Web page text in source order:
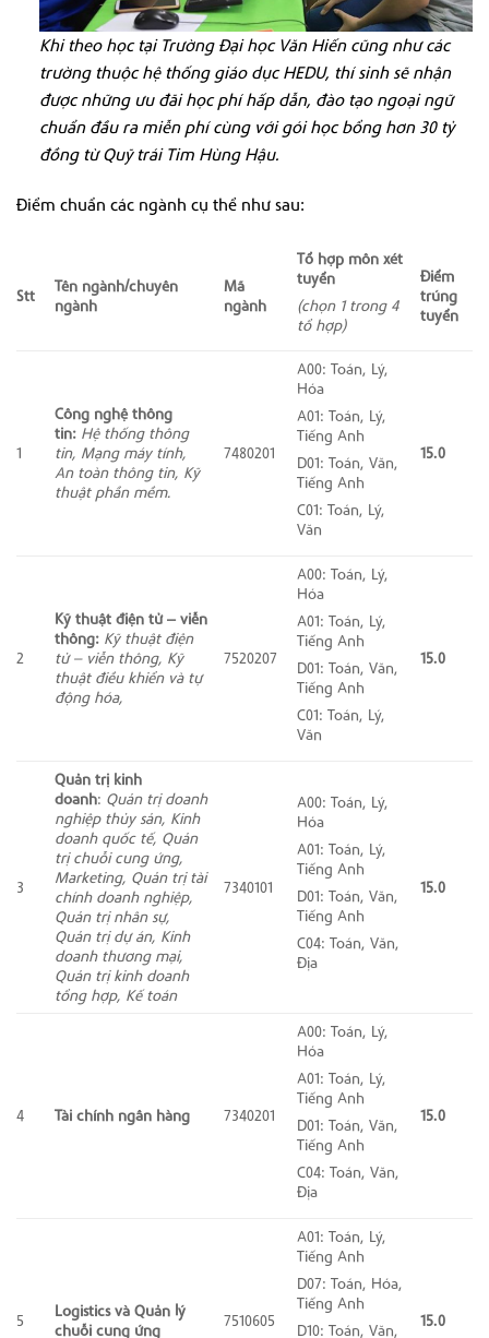
Khi theo học tại Trường Đại học Văn Hiến cũng như các
trường thuộc hệ thống giáo dục HEDU, thí sinh sẽ nhận
được những ưu đãi học phí hấp dẫn, đào tạo ngoại ngữ
chuẩn đầu ra miễn phí cùng với gói học bổng hơn 30 tỷ
đồng từ Quỹ trái Tim Hùng Hậu.
Điểm chuẩn các ngành cụ thể như sau:
Stt
Tên ngành/chuyên
ngành
Mã
ngành
Tổ hợp môn xét
tuyển
(chọn 1 trong 4
tổ hợp)
Điểm
trúng
tuyển
1
Công nghệ thông
tin: Hệ thống thông
tin, Mạng máy tính,
An toàn thông tin, Kỹ
thuật phần mềm.
7480201
A00: Toán, Lý,
Hóa
A01: Toán, Lý,
Tiếng Anh
D01: Toán, Văn,
Tiếng Anh
C01: Toán, Lý,
Văn
15.0
2
Kỹ thuật điện tử – viễn
thông: Kỹ thuật điện
tử – viễn thông, Kỹ
thuật điều khiển và tự
động hóa,
7520207
A00: Toán, Lý,
Hóa
A01: Toán, Lý,
Tiếng Anh
D01: Toán, Văn,
Tiếng Anh
C01: Toán, Lý,
Văn
15.0
3
Quản trị kinh
doanh: Quản trị doanh
nghiệp thủy sản, Kinh
doanh quốc tế, Quản
trị chuỗi cung ứng,
Marketing, Quản trị tài
chính doanh nghiệp,
Quản trị nhân sự,
Quản trị dự án, Kinh
doanh thương mại,
Quản trị kinh doanh
tổng hợp, Kế toán
7340101
A00: Toán, Lý,
Hóa
A01: Toán, Lý,
Tiếng Anh
D01: Toán, Văn,
Tiếng Anh
C04: Toán, Văn,
Địa
15.0
4 Tài chính ngân hàng 7340201
A00: Toán, Lý,
Hóa
A01: Toán, Lý,
Tiếng Anh
D01: Toán, Văn,
Tiếng Anh
C04: Toán, Văn,
Địa
15.0
5
Logistics và Quản lý
chuỗi cung ứng
7510605
A01: Toán, Lý,
Tiếng Anh
D07: Toán, Hóa,
Tiếng Anh
D10: Toán, Văn,
15.0